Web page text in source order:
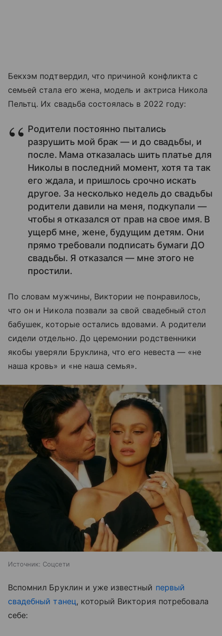
Бекхэм подтвердил, что причиной конфликта с
семьей стала его жена, модель и актриса Никола
Пельтц. Их свадьба состоялась в 2022 году:
Родители постоянно пытались
разрушить мой брак — и до свадьбы, и
после. Мама отказалась шить платье для
Николы в последний момент, хотя та так
его ждала, и пришлось срочно искать
другое. За несколько недель до свадьбы
родители давили на меня, подкупали —
чтобы я отказался от прав на свое имя. В
ущерб мне, жене, будущим детям. Они
прямо требовали подписать бумаги ДО
свадьбы. Я отказался — мне этого не
простили.
По словам мужчины, Виктории не понравилось,
что он и Никола позвали за свой свадебный стол
бабушек, которые остались вдовами. А родители
сидели отдельно. До церемонии родственники
якобы уверяли Бруклина, что его невеста — «не
наша кровь» и «не наша семья».
Источник: Соцсети
Вспомнил Бруклин и уже известный первый
свадебный танец, который Виктория потребовала
себе: